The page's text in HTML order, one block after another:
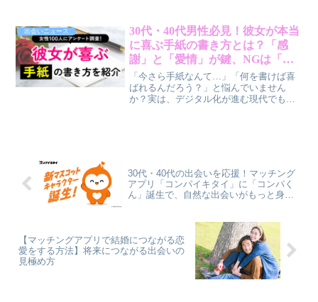
不安も抱えていることが最新調査で明ら
かになりました。彼らのAIとの新しい関
わり方と、その背景にあるリアルな心理
を、賢作が深掘りします。
出会いニュース
30代・40代男性必見！彼女が本当
に喜ぶ手紙の書き方とは？「感
謝」と「愛情」が鍵、NGは「自
己陶酔ポエム」
「今さら手紙なんて…」「何を書けば喜
ばれるんだろう？」と悩んでいません
か？実は、デジタル化が進む現代でも、
30代・40代の出会いを応援！マッチング
アプリ「コンパイキタイ」に「コンパく
ん」誕生で、自然な出会いがもっと身近
【マッチングアプリで結婚につながる恋
愛をする方法】将来につながる出会いの
見極め方